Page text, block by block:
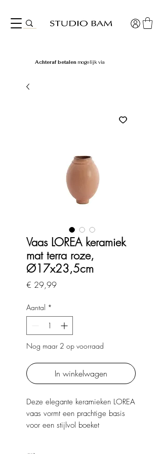
Achteraf betalen mogelijk via
Vaas LOREA keramiek
mat terra roze,
Ø17x23,5cm
€ 29,99Prijs
Aantal *
Nog maar 2 op voorraad
In winkelwagen
Deze elegante keramieken LOREA
vaas vormt een prachtige basis
voor een stijlvol boeket